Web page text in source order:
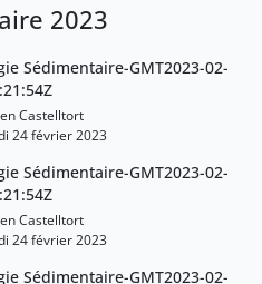
2023
Sédimentaire-GMT2023-02-
Castelltort
24 février 2023
Sédimentaire-GMT2023-02-
Castelltort
24 février 2023
Sédimentaire-GMT2023-02-